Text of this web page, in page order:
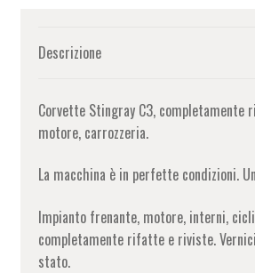
Descrizione
Corvette Stingray C3,
motore, carrozzeria.
La macchina è in perfette condizioni.
Impianto frenante, motore, interni,
completamente rifatte e riviste.
stato.